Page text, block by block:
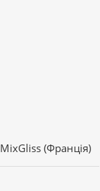
MixGliss (Франція)